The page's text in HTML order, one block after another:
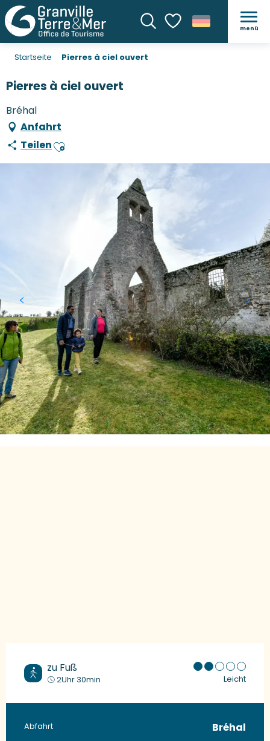
SucheVoir les favoris
menü
Startseite Pierres à ciel ouvert
Pierres à ciel ouvert
Bréhal
Anfahrt
TeilenAjouter aux favoris
zu Fuß
2Uhr 30min Leicht
Praktische Informationen
Abfahrt Bréhal